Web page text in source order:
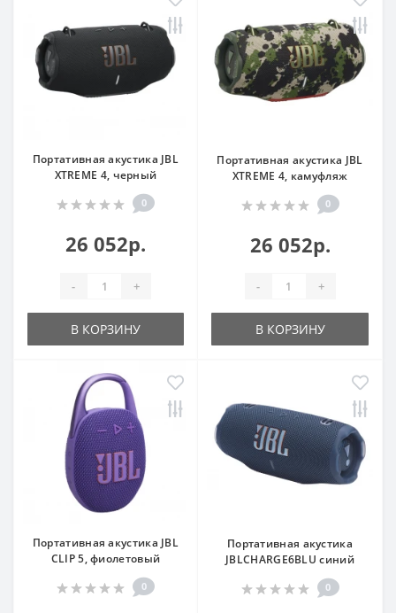
Портативная акустика JBL
XTREME 4, черный
0
26 052р.
- +
В КОРЗИНУ
Портативная акустика JBL
XTREME 4, камуфляж
0
26 052р.
- +
В КОРЗИНУ
Портативная акустика JBL
CLIP 5, фиолетовый
0
Портативная акустика
JBLCHARGE6BLU синий
0